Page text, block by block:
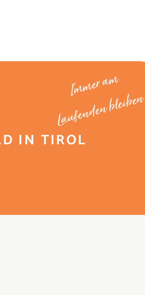
Immer am
Laufenden bleiben
IN TIROL